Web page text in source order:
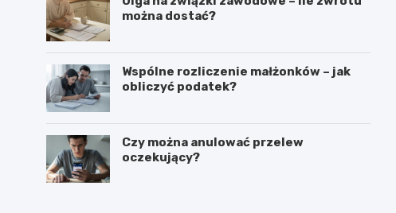
można dostać?
Wspólne rozliczenie małżonków – jak
obliczyć podatek?
Czy można anulować przelew
oczekujący?